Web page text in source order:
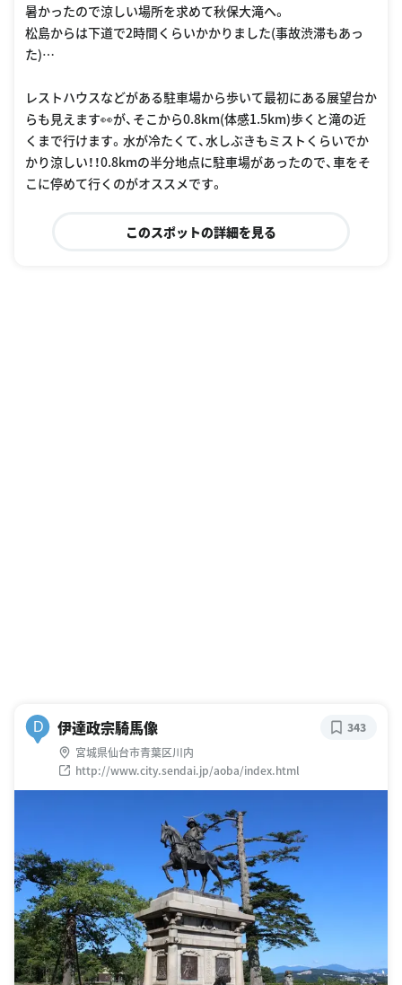
暑かったので涼しい場所を求めて秋保大滝へ。
松島からは下道で2時間くらいかかりました(事故渋滞もあっ
た)…
レストハウスなどがある駐車場から歩いて最初にある展望台か
らも見えます👀が、そこから0.8km(体感1.5km)歩くと滝の近
くまで行けます。水が冷たくて、水しぶきもミストくらいでか
かり涼しい！！0.8kmの半分地点に駐車場があったので、車をそ
こに停めて行くのがオススメです。
このスポットの詳細を見る
D 伊達政宗騎馬像
宮城県仙台市青葉区川内
http://www.city.sendai.jp/aoba/index.html
343